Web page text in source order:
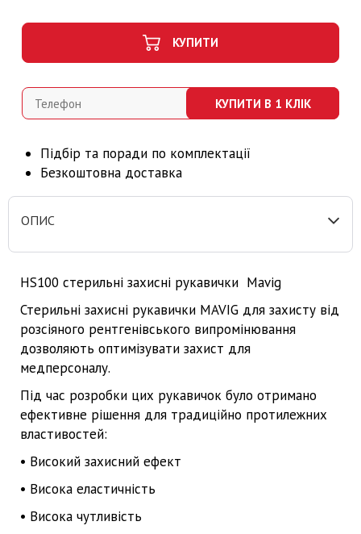
КУПИТИ
КУПИТИ В 1 КЛІК
Підбір та поради по комплектації
Безкоштовна доставка
ОПИС
HS100 стерильні захисні рукавички Mavig
Стерильні захисні рукавички MAVIG для захисту від
розсіяного рентгенівського випромінювання
дозволяють оптимізувати захист для
медперсоналу.
Під час розробки цих рукавичок було отримано
ефективне рішення для традиційно протилежних
властивостей:
• Високий захисний ефект
• Висока еластичність
• Висока чутливість